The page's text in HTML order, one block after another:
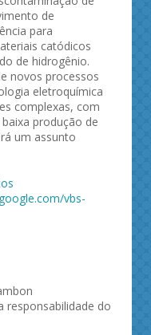
de
para
catódicos
de hidrogênio.
novos processos
eletroquímica
complexas, com
produção de
um assunto
vbs-
responsabilidade do